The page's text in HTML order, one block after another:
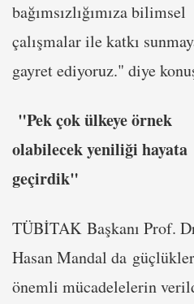
bağımsızlığımıza bilimsel
çalışmalar ile katkı
gayret ediyoruz." diye
"Pek çok ülkeye örnek
olabilecek yeniliği hayata
geçirdik"
TÜBİTAK Başkanı Prof.
Hasan Mandal da
önemli mücadelelerin